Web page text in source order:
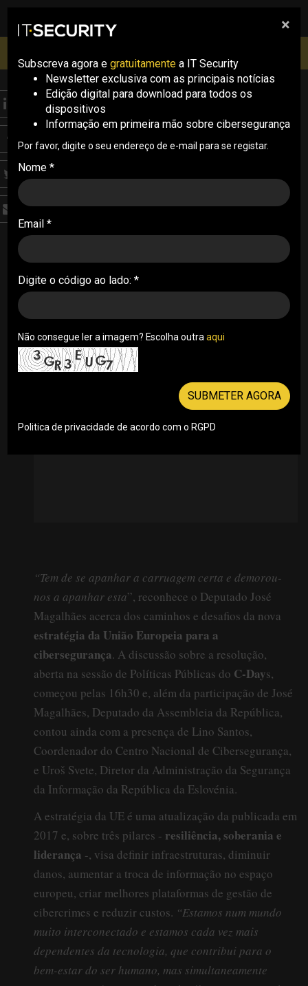
pesquisa
Inscrições abertas
ANALYSIS
Coverage
C-Days 2021: aprender
com os erros do
passado através da
nova estratégia da
União Europeia
A urgência de aproximar geografias, consolidar
alguns dos tópicos colocados em cima da mesa
no último dia da conferência do CNCS
Por Maria Beatriz Fernandes com Rui Damião . 17/06/2021
“Tem de se apanhar a carruagem certa e demorou-
nos a apanhar esta”, reconhece o Deputado José
Magalhães acerca dos caminhos e desafios da nova
estratégia da União Europeia para a
cibersegurança. A discussão sobre a resolução,
aberta na sessão de Políticas Públicas do C-Days,
começou pelas 16h30 e, além da participação de José
Magalhães, Deputado da Assembleia da República,
contou ainda com a presença de Lino Santos,
Coordenador do Centro Nacional de Cibersegurança,
e Uroš Svete, Diretor da Administração da Segurança
da Informação da República da Eslovénia.
A estratégia da UE é uma atualização da publicada em
2017 e, sobre três pilares - resiliência, soberania e
liderança -, visa definir infraestruturas, diminuir
danos, aumentar a troca de informação no espaço
europeu, criar melhores plataformas de gestão de
cibercrimes e reduzir custos. “Estamos num mundo
muito interconectado e estamos cada vez mais
dependentes da tecnologia, que contribui para o
bem-estar do ser humano, mas simultaneamente
×
Subscreva agora e gratuitamente a IT Security
Newsletter exclusiva com as principais notícias
Edição digital para download para todos os
dispositivos
Informação em primeira mão sobre cibersegurança
Por favor, digite o seu endereço de e-mail para se registar.
Nome *
Email *
Digite o código ao lado: *
Não consegue ler a imagem? Escolha outra aqui
SUBMETER AGORA
Politica de privacidade de acordo com o RGPD